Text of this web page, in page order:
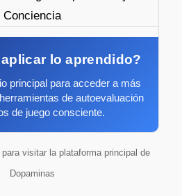
lo aprendido?
principal para acceder a más
de autoevaluación
de juego consciente.
visitar la plataforma principal de
Dopaminas